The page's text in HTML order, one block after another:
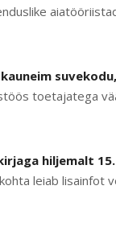
kauneim
toetajatega
hiljemalt 15.
leiab lisainfot